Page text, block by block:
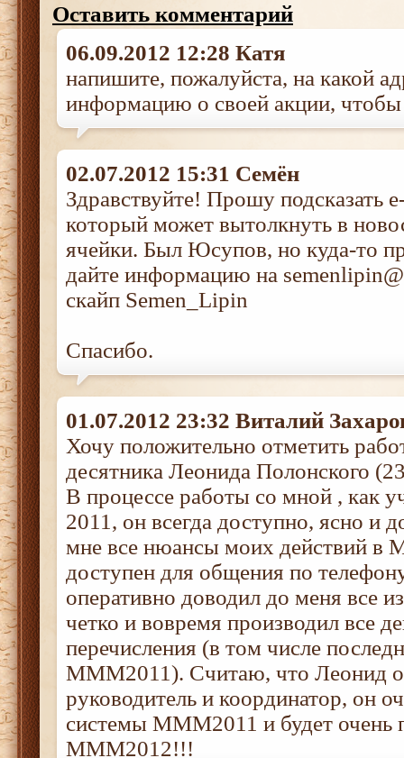
Оставить комментарий
06.09.2012 12:28 Катя
напишите, пожалуйста, на какой
информацию о своей акции, чтобы
02.07.2012 15:31 Семён
Здравствуйте! Прошу подсказать
который может вытолкнуть в
ячейки. Был Юсупов, но куда-то
дайте информацию на
скайп Semen_Lipin
Спасибо.
01.07.2012 23:32 Виталий
Хочу положительно отметить
десятника Леонида Полонского
В процессе работы со мной , как
2011, он всегда доступно, ясно и
мне все нюансы моих действий в
доступен для общения по
оперативно доводил до меня все
четко и вовремя производил все
перечисления (в том числе
МММ2011). Считаю, что Леонид
руководитель и координатор, он
системы МММ2011 и будет очень
МММ2012!!!